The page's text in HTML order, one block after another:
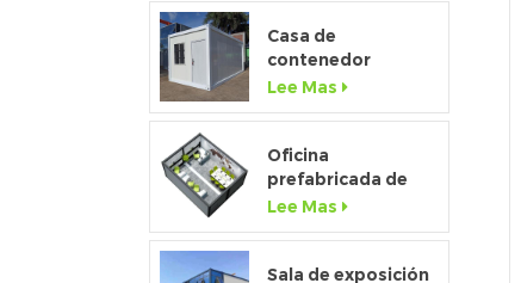
Casa de
contenedor
desmontable de
bajo costo de
la venta
Lee Mas
Oficina
prefabricada de
contenedores
temporales de
20 pies para el sitio
Lee Mas
Sala de exposición